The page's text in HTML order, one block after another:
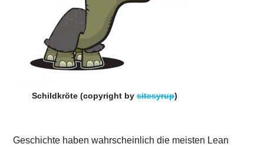
Schildkröte (copyright bysitesyrup)
Geschichte haben wahrscheinlich die meisten Lean